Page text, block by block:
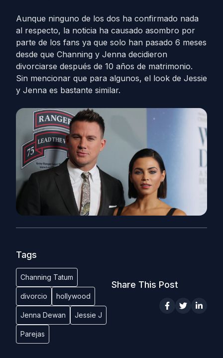
Aunque ninguno de los dos ha confirmado nada
al respecto, la noticia ha causado asombro por
parte de los fans ya que solo han pasado 6 meses
desde que Channing y Jenna decidieron
divorciarse después de 10 años de matrimonio.
Sin mencionar que para algunos, el look de Jessie
y Jenna es bastante similar.
Tags
Channing Tatum
divorcio hollywood
Jenna Dewan Jessie J
Parejas
Share This Post